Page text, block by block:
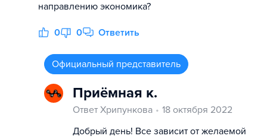
направлению экономика?
0 0 Ответить
Официальный представитель
Приёмная к.
Ответ Хрипункова
18 октября 2022
Добрый день! Все зависит от желаемой